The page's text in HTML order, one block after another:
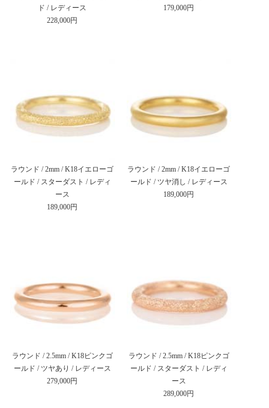
ド / レディース
228,000円
179,000円
ラウンド / 2mm / K18イエローゴ
ールド / スターダスト / レディ
ース
189,000円
ラウンド / 2mm / K18イエローゴ
ールド / ツヤ消し / レディース
189,000円
ラウンド / 2.5mm / K18ピンクゴ
ールド / ツヤあり / レディース
279,000円
ラウンド / 2.5mm / K18ピンクゴ
ールド / スターダスト / レディ
ース
289,000円